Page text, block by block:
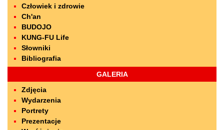
Człowiek i zdrowie
Ch'an
BUDOJO
KUNG-FU Life
Słowniki
Bibliografia
GALERIA
Zdjęcia
Wydarzenia
Portrety
Prezentacje